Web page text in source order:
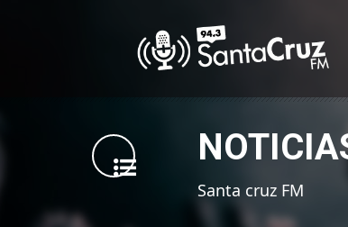
Santa cruz FM